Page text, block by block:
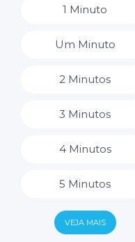
1 Minuto
Um Minuto
2 Minutos
3 Minutos
4 Minutos
5 Minutos
6 Minutos
VEJA MAIS